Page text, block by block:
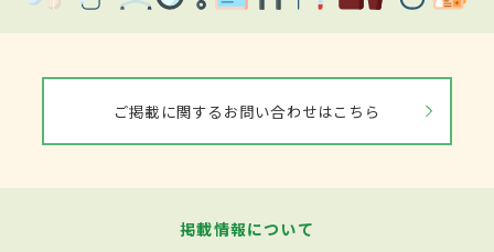
ご掲載に関するお問い合わせはこちら
掲載情報について